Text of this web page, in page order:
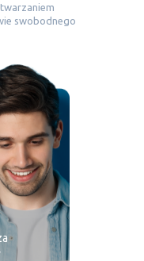
swobodnego